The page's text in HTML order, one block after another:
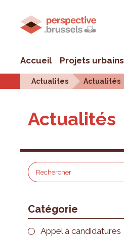
Accueil Projets urbains
Actualites Actualités
Actualités
Catégorie
Appel à candidatures